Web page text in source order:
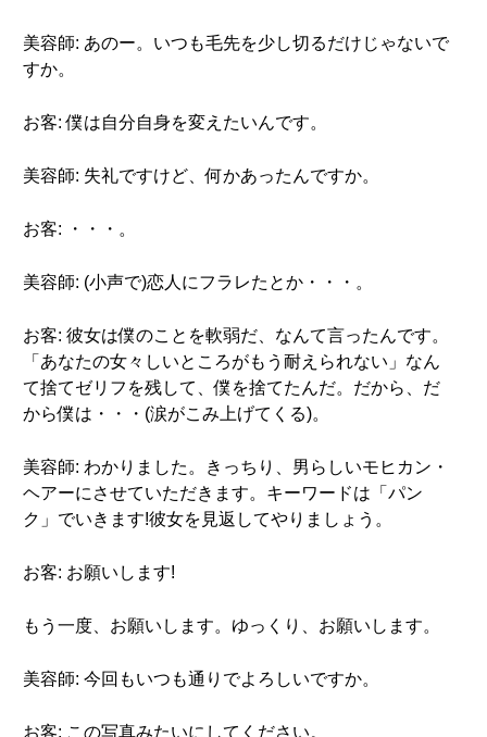
美容師: あのー。いつも毛先を少し切るだけじゃないで
すか。
お客: 僕は自分自身を変えたいんです。
美容師: 失礼ですけど、何かあったんですか。
お客: ・・・。
美容師: (小声で)恋人にフラレたとか・・・。
お客: 彼女は僕のことを軟弱だ、なんて言ったんです。
「あなたの女々しいところがもう耐えられない」なん
て捨てゼリフを残して、僕を捨てたんだ。だから、だ
から僕は・・・(涙がこみ上げてくる)。
美容師: わかりました。きっちり、男らしいモヒカン・
ヘアーにさせていただきます。キーワードは「パン
ク」でいきます!彼女を見返してやりましょう。
お客: お願いします!
もう一度、お願いします。ゆっくり、お願いします。
美容師: 今回もいつも通りでよろしいですか。
お客: この写真みたいにしてください。